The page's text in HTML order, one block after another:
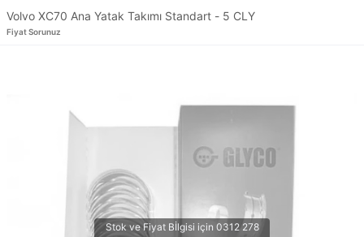
Volvo XC70 Ana Yatak Takımı Standart - 5 CLY
Fiyat Sorunuz